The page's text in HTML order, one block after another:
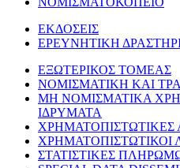
ΕΚΔΟΣΕΙΣ
ΕΡΕΥΝΗΤΙΚΗ
ΕΞΩΤΕΡΙΚΟΣ ΤΟΜΕΑΣ
ΝΟΜΙΣΜΑΤΙΚΗ ΚΑΙ
ΜΗ ΝΟΜΙΣΜΑΤΙΚΑ
ΙΔΡΥΜΑΤΑ
ΧΡΗΜΑΤΟΠΙΣΤΩΤΙΚΕΣ
ΧΡΗΜΑΤΟΠΙΣΤΩΤΙΚΟΙ
ΣΤΑΤΙΣΤΙΚΕΣ